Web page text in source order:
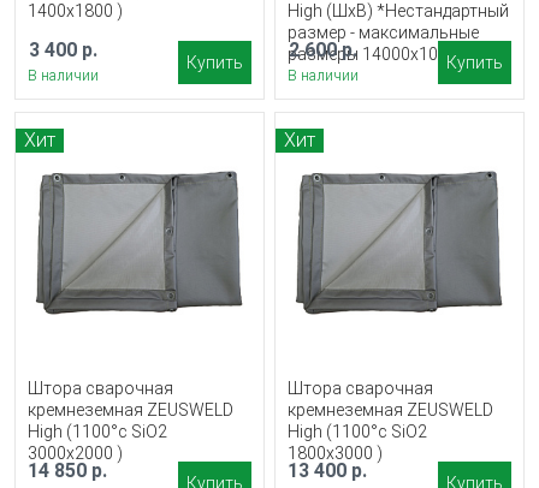
1400x1800 )
3 400 р.
В наличии
Купить
High (ШхВ) *Нестандартный
размер - максимальные
размеры 14000х10000 мм
2 600 р.
В наличии
Купить
Хит
Штора сварочная
кремнеземная ZEUSWELD
High (1100°c SiO2
3000x2000 )
14 850 р.
Купить
Хит
Штора сварочная
кремнеземная ZEUSWELD
High (1100°c SiO2
1800x3000 )
13 400 р.
Купить